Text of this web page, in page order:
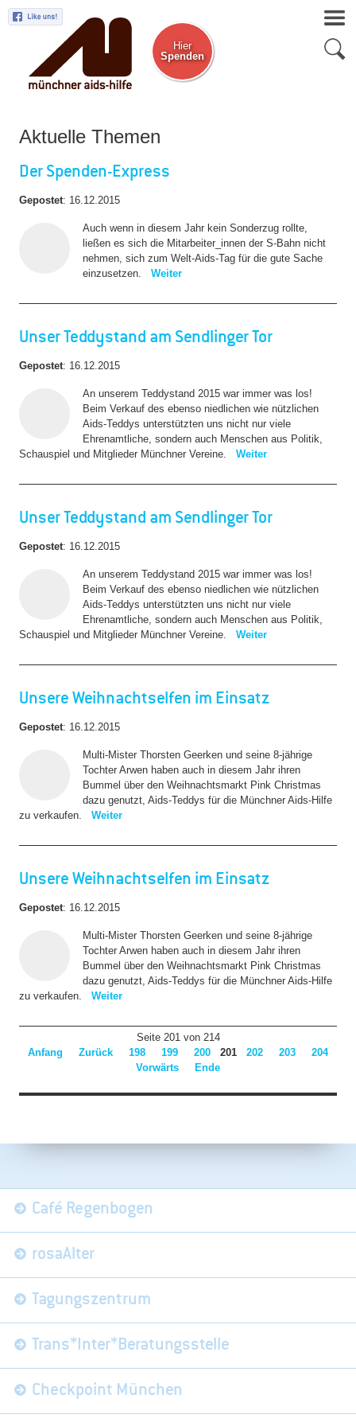
Hier
Spenden
Aktuelle Themen
Der Spenden-Express
Gepostet: 16.12.2015
Auch wenn in diesem Jahr kein Sonderzug rollte,
ließen es sich die Mitarbeiter_innen der S-Bahn nicht
nehmen, sich zum Welt-Aids-Tag für die gute Sache
einzusetzen.
Weiter
Unser Teddystand am Sendlinger Tor
Gepostet: 16.12.2015
An unserem Teddystand 2015 war immer was los!
Beim Verkauf des ebenso niedlichen wie nützlichen
Aids-Teddys unterstützten uns nicht nur viele
Ehrenamtliche, sondern auch Menschen aus Politik,
Schauspiel und Mitglieder Münchner Vereine.
Weiter
Unser Teddystand am Sendlinger Tor
Gepostet: 16.12.2015
An unserem Teddystand 2015 war immer was los!
Beim Verkauf des ebenso niedlichen wie nützlichen
Aids-Teddys unterstützten uns nicht nur viele
Ehrenamtliche, sondern auch Menschen aus Politik,
Schauspiel und Mitglieder Münchner Vereine.
Weiter
Unsere Weihnachtselfen im Einsatz
Gepostet: 16.12.2015
Multi-Mister Thorsten Geerken und seine 8-jährige
Tochter Arwen haben auch in diesem Jahr ihren
Bummel über den Weihnachtsmarkt Pink Christmas
dazu genutzt, Aids-Teddys für die Münchner Aids-Hilfe
zu verkaufen.
Weiter
Unsere Weihnachtselfen im Einsatz
Gepostet: 16.12.2015
Multi-Mister Thorsten Geerken und seine 8-jährige
Tochter Arwen haben auch in diesem Jahr ihren
Bummel über den Weihnachtsmarkt Pink Christmas
dazu genutzt, Aids-Teddys für die Münchner Aids-Hilfe
zu verkaufen.
Weiter
Seite 201 von 214
Anfang
Zurück 198 199 200 201 202 203
204
Vorwärts
Ende
überspringenCafé Regenbogen
rosaAlter
Tagungszentrum
Trans*Inter*Beratungsstelle
Checkpoint München